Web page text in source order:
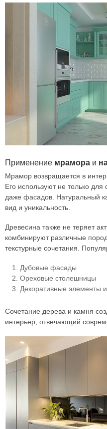
Применение мрамора и
Мрамор возвращается в
Его используют не только
даже фасадов. Натуральный
вид и уникальность.
Древесина также не теряет
комбинируют различные
текстурные сочетания.
Дубовые фасады
Ореховые столешницы
Декоративные элементы
Сочетание дерева и камня
интерьер, отвечающий